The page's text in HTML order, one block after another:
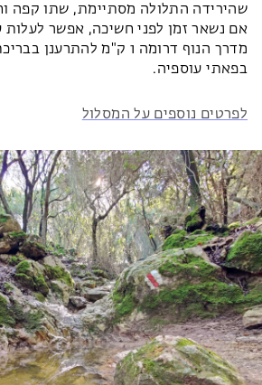
שהירידה התלולה מסתיימת, שתו קפה
אם נשאר זמן לפני חשיכה, אפשר לעלות
מדרך הנוף דרומה 1 ק"מ
בפאתי עוספיה.
לפרטים נוספים על המסלול